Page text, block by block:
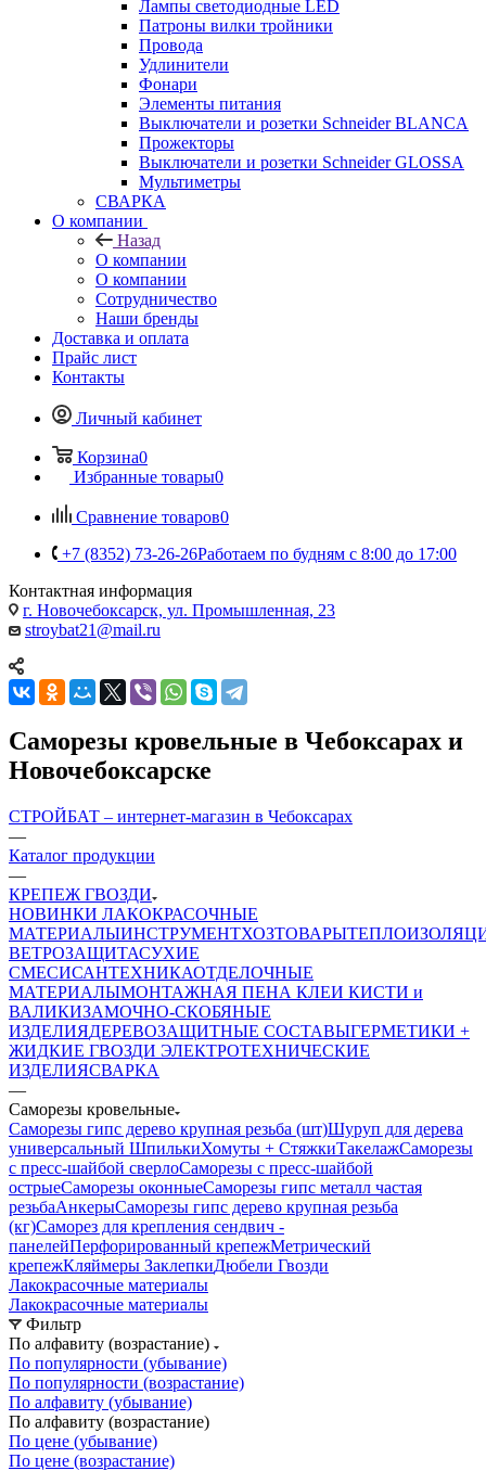
Лампы светодиодные LED
Патроны вилки тройники
Провода
Удлинители
Фонари
Элементы питания
Выключатели и розетки Schneider BLANCA
Прожекторы
Выключатели и розетки Schneider GLOSSA
Мультиметры
СВАРКА
О компании
Назад
О компании
О компании
Сотрудничество
Наши бренды
Доставка и оплата
Прайс лист
Контакты
Личный кабинет
Корзина0
Избранные товары0
Сравнение товаров0
+7 (8352) 73-26-26Работаем по будням с 8:00 до 17:00
Контактная информация
г. Новочебоксарск, ул. Промышленная, 23
stroybat21@mail.ru
Саморезы кровельные в Чебоксарах и
Новочебоксарске
СТРОЙБАТ – интернет-магазин в Чебоксарах
—
Каталог продукции
—
КРЕПЕЖ ГВОЗДИ
НОВИНКИ ЛАКОКРАСОЧНЫЕ
МАТЕРИАЛЫИНСТРУМЕНТХОЗТОВАРЫ
ВЕТРОЗАЩИТАСУХИЕ
СМЕСИСАНТЕХНИКАОТДЕЛОЧНЫЕ
МАТЕРИАЛЫМОНТАЖНАЯ ПЕНА КЛЕИ КИСТИ и
ВАЛИКИЗАМОЧНО-СКОБЯНЫЕ
ИЗДЕЛИЯДЕРЕВОЗАЩИТНЫЕ СОСТАВЫГЕРМЕТИКИ +
ЖИДКИЕ ГВОЗДИ ЭЛЕКТРОТЕХНИЧЕСКИЕ
ИЗДЕЛИЯСВАРКА
—
Саморезы кровельные
Саморезы гипс дерево крупная резьба (шт)Шуруп для дерева
универсальный ШпилькиХомуты + СтяжкиТакелажСаморезы
с пресс-шайбой сверлоСаморезы с пресс-шайбой
острыеСаморезы оконныеСаморезы гипс металл частая
резьбаАнкерыСаморезы гипс дерево крупная резьба
(кг)Саморез для крепления сендвич -
панелейПерфорированный крепежМетрический
крепежКляймеры ЗаклепкиДюбели Гвозди
Лакокрасочные материалы
Лакокрасочные материалы
Фильтр
По алфавиту (возрастание)
По популярности (убывание)
По популярности (возрастание)
По алфавиту (убывание)
По алфавиту (возрастание)
По цене (убывание)
По цене (возрастание)